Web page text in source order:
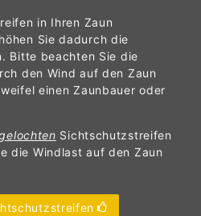
in Ihren Zaun
Sie dadurch die
Bitte beachten Sie die
den Wind auf den Zaun
einen Zaunbauer oder
Sichtschutzstreifen
die Windlast auf den Zaun